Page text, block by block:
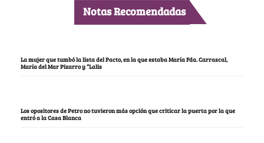
Notas Recomendadas
La mujer que tumbó la lista del Pacto, en la que estaba María Fda. Carrascal,
María del Mar Pizarro y “Lalis
Los opositores de Petro no tuvieron más opción que criticar la puerta por la que
entró a la Casa Blanca